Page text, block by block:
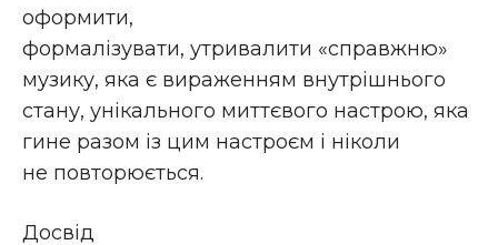
оформити,
формалізувати, утривалити «справжню»
музику, яка є вираженням внутрішнього
стану, унікального миттєвого настрою, яка
гине разом із цим настроєм і ніколи
не повторюється.
Досвід